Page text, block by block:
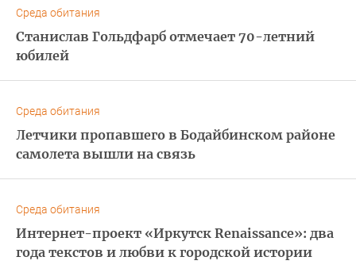
Среда обитания
Станислав Гольдфарб отмечает 70-летний
юбилей
Среда обитания
Летчики пропавшего в Бодайбинском районе
самолета вышли на связь
Среда обитания
Интернет-проект «Иркутск Renaissance»: два
года текстов и любви к городской истории